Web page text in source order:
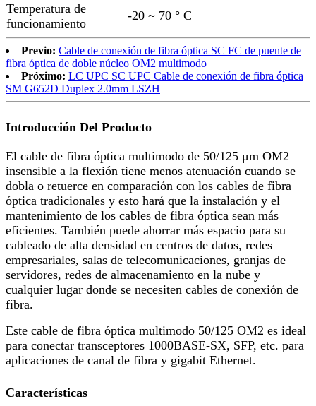
Temperatura de
funcionamiento
-20 ~ 70 ° C
Previo: Cable de conexión de fibra óptica SC FC de puente de
fibra óptica de doble núcleo OM2 multimodo
Próximo: LC UPC SC UPC Cable de conexión de fibra óptica
SM G652D Duplex 2.0mm LSZH
Introducción Del Producto
El cable de fibra óptica multimodo de 50/125 μm OM2
insensible a la flexión tiene menos atenuación cuando se
dobla o retuerce en comparación con los cables de fibra
óptica tradicionales y esto hará que la instalación y el
mantenimiento de los cables de fibra óptica sean más
eficientes. También puede ahorrar más espacio para su
cableado de alta densidad en centros de datos, redes
empresariales, salas de telecomunicaciones, granjas de
servidores, redes de almacenamiento en la nube y
cualquier lugar donde se necesiten cables de conexión de
fibra.
Este cable de fibra óptica multimodo 50/125 OM2 es ideal
para conectar transceptores 1000BASE-SX, SFP, etc. para
aplicaciones de canal de fibra y gigabit Ethernet.
Características